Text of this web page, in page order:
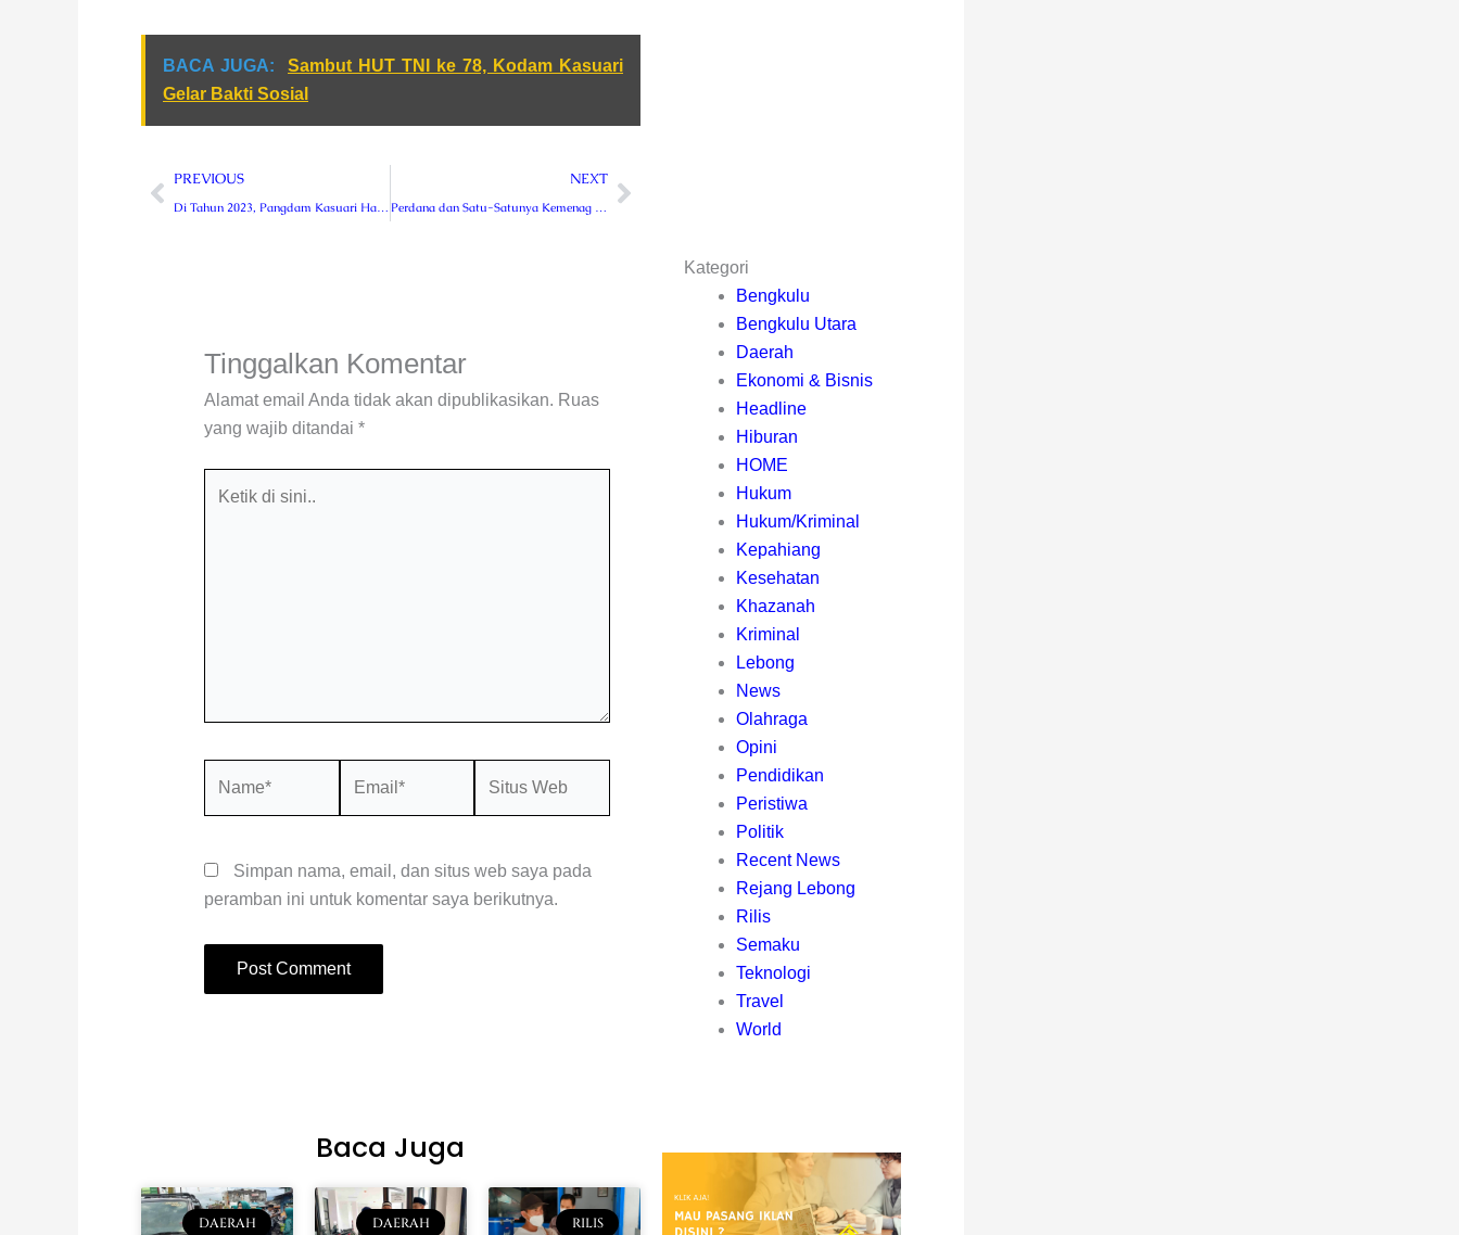
BACA JUGA:
Sambut HUT TNI ke 78, Kodam Kasuari
Gelar Bakti Sosial
Prev
PREVIOUS NEXTNext
Tinggalkan Komentar
Alamat email Anda tidak akan dipublikasikan. Ruas
yang wajib ditandai *
Simpan nama, email, dan situs web saya pada
peramban ini untuk komentar saya berikutnya.
Kategori
Bengkulu
Bengkulu Utara
Daerah
Ekonomi & Bisnis
Headline
Hiburan
HOME
Hukum
Hukum/Kriminal
Kepahiang
Kesehatan
Khazanah
Kriminal
Lebong
News
Olahraga
Opini
Pendidikan
Peristiwa
Politik
Recent News
Rejang Lebong
Rilis
Semaku
Teknologi
Travel
World
Baca Juga
DAERAH DAERAH RILIS